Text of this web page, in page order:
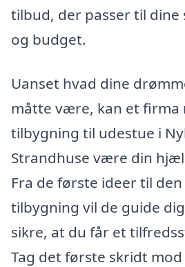
tilbud, der passer til dine
og budget.
Uanset hvad dine
måtte være, kan et firma
tilbygning til udestue i
Strandhuse være din
Fra de første ideer til
tilbygning vil de guide
sikre, at du får et
Tag det første skridt